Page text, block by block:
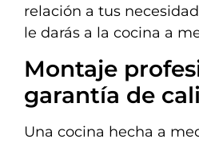
relación a tus
le darás a la cocina a
Montaje
garantía de
Una cocina hecha a